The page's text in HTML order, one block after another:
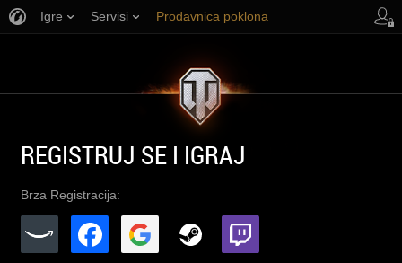
Igre Servisi Prodavnica poklona
REGISTRUJ SE I IGRAJ
Brza Registracija: